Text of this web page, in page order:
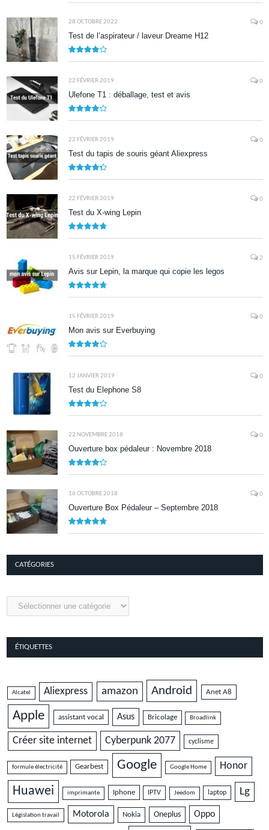
28 OCTOBRE 2022 0
Test de l’aspirateur / laveur Dreame H12
22 FÉVRIER 2019 0
Ulefone T1 : déballage, test et avis
22 FÉVRIER 2019 0
Test du tapis de souris géant Aliexpress
22 FÉVRIER 2019 0
Test du X-wing Lepin
15 FÉVRIER 2019 2
Avis sur Lepin, la marque qui copie les legos
15 FÉVRIER 2019 0
Mon avis sur Everbuying
12 JANVIER 2019 0
Test du Elephone S8
22 NOVEMBRE 2018 0
Ouverture box pédaleur : Novembre 2018
16 OCTOBRE 2018 0
Ouverture Box Pédaleur – Septembre 2018
CATÉGORIES
Catégories
ÉTIQUETTES
Alcatel Aliexpress amazon Android Anet A8
Apple assistant vocal Asus Bricolage Broadlink
Créer site internet Cyberpunk 2077 cyclisme
formule électricité Gearbest Google Google Home Honor
Huawei imprimante Iphone IPTV Jeedom laptop Lg
Législation travail Motorola Nokia Oneplus Oppo